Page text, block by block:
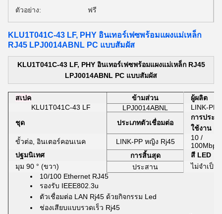
ตัวอย่าง: ฟรี
KLU1T041C-43 LF, PHY อินเทอร์เฟซพร้อมแผงแม่เหล็ก
RJ45 LPJ0014ABNL PC แบบสัมผัส
KLU1T041C-43 LF, PHY อินเทอร์เฟซพร้อมแผงแม่เหล็ก RJ45
LPJ0014ABNL PC แบบสัมผัส
สเปค ข้ามส่วน
ผู้ผลิต
KLU1T041C-43 LF
LPJ0014ABNL
LINK-PP
ชุด
ประเภทตัวเชื่อมต่อ
การประยุ
ใช้งาน
ขั้วต่อ, อินเตอร์คอนเนค
LINK-PPหญิง Rj45
10 /
100Mbps
ปฐมนิเทศ
การสิ้นสุด
สี LED
มุม 90 ° (ขวา)
ประสาน
ไม่จำเป็น
10/100 Ethernet RJ45
รองรับ IEEE802.3u
ตัวเชื่อมต่อ LAN Rj45 ด้วยกิจกรรม Led
ช่องเสียบแบบรวดเร็ว Rj45